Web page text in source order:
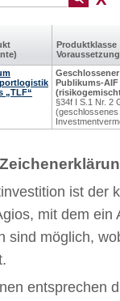
Produkt­klasse
Voraus­setzung
„TLF“
Geschlossener
Publikums-AIF
§34f I S.1 Nr. 2
(geschlossenes
ist der
mit dem
sind möglich,
entsprechen